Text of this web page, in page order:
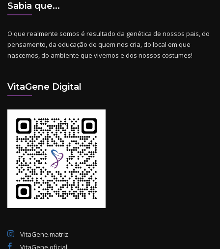
Sabia que...
O que realmente somos é resultado da genética de nossos pais, do
pensamento, da educação de quem nos cria, do local em que
nascemos, do ambiente que vivemos e dos nossos costumes!
VitaGene Digital
VitaGene.matriz
VitaGene.oficial